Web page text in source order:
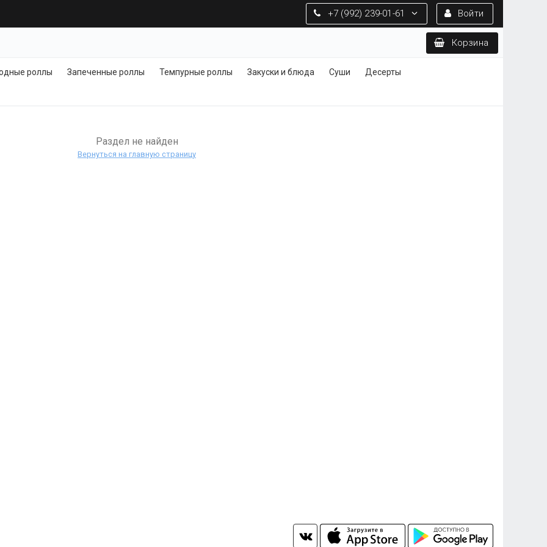
Войти
+7 (992) 239-01-61
Корзина
роллы Запеченные роллы Темпурные роллы Закуски и блюда Суши Десерты
Раздел не найден
Вернуться на главную страницу